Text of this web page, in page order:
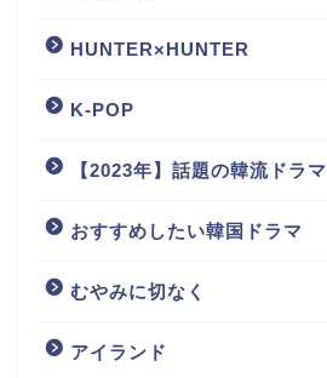
HUNTER×HUNTER
K-POP
【2023年】話題の韓流ドラマ
おすすめしたい韓国ドラマ
むやみに切なく
アイランド